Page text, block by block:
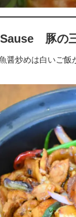
豚の
醤炒めは白いご飯